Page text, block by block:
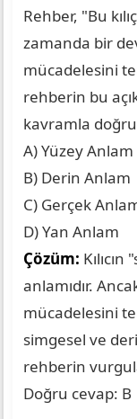
Rehber, "Bu
zamanda bir
mücadelesini
rehberin bu
kavramla
A) Yüzey Anlam
B) Derin Anlam
C) Gerçek
D) Yan Anlam
Çözüm:
anlamıdır.
mücadelesini
simgesel ve
rehberin
Doğru cevap: B